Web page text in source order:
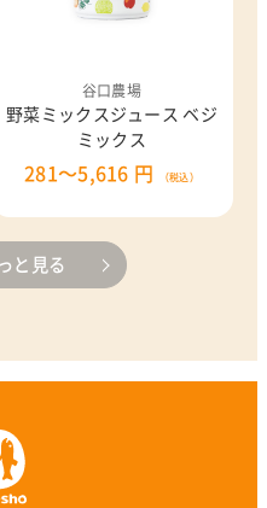
谷口農場
野菜ミックスジュース ベジ
ミックス
281～5,616 円 （税込）
と見る